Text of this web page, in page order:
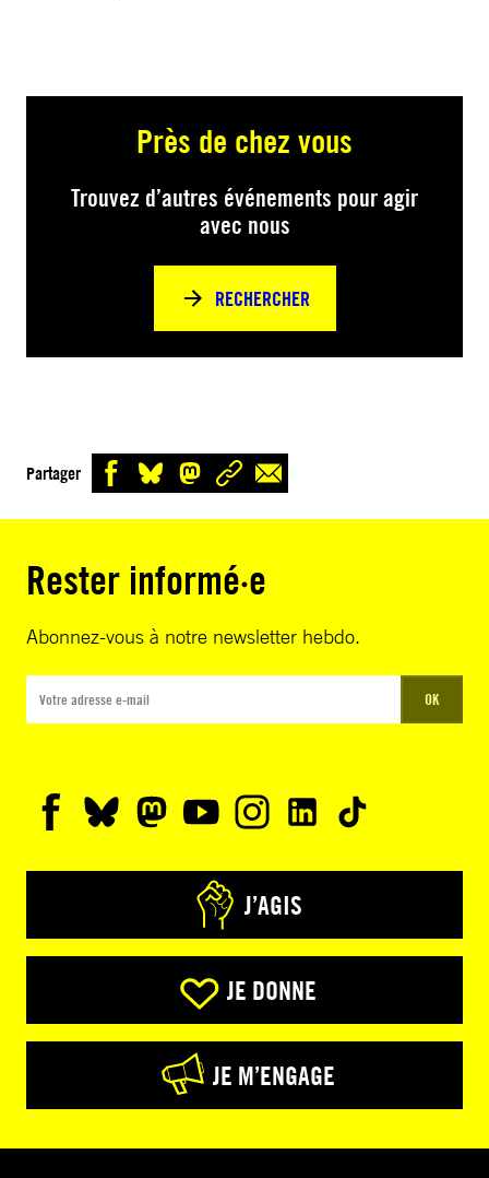
Près de chez vous
Trouvez d’autres événements pour agir
avec nous
RECHERCHER
Partager
Rester informé·e
Abonnez-vous à notre newsletter hebdo.
OK
J’AGIS
JE DONNE
JE M’ENGAGE